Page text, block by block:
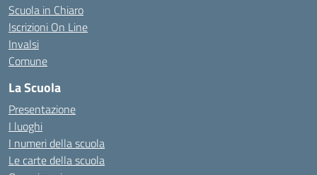
Scuola in Chiaro
Iscrizioni On Line
Invalsi
Comune
La Scuola
Presentazione
I luoghi
I numeri della scuola
Le carte della scuola